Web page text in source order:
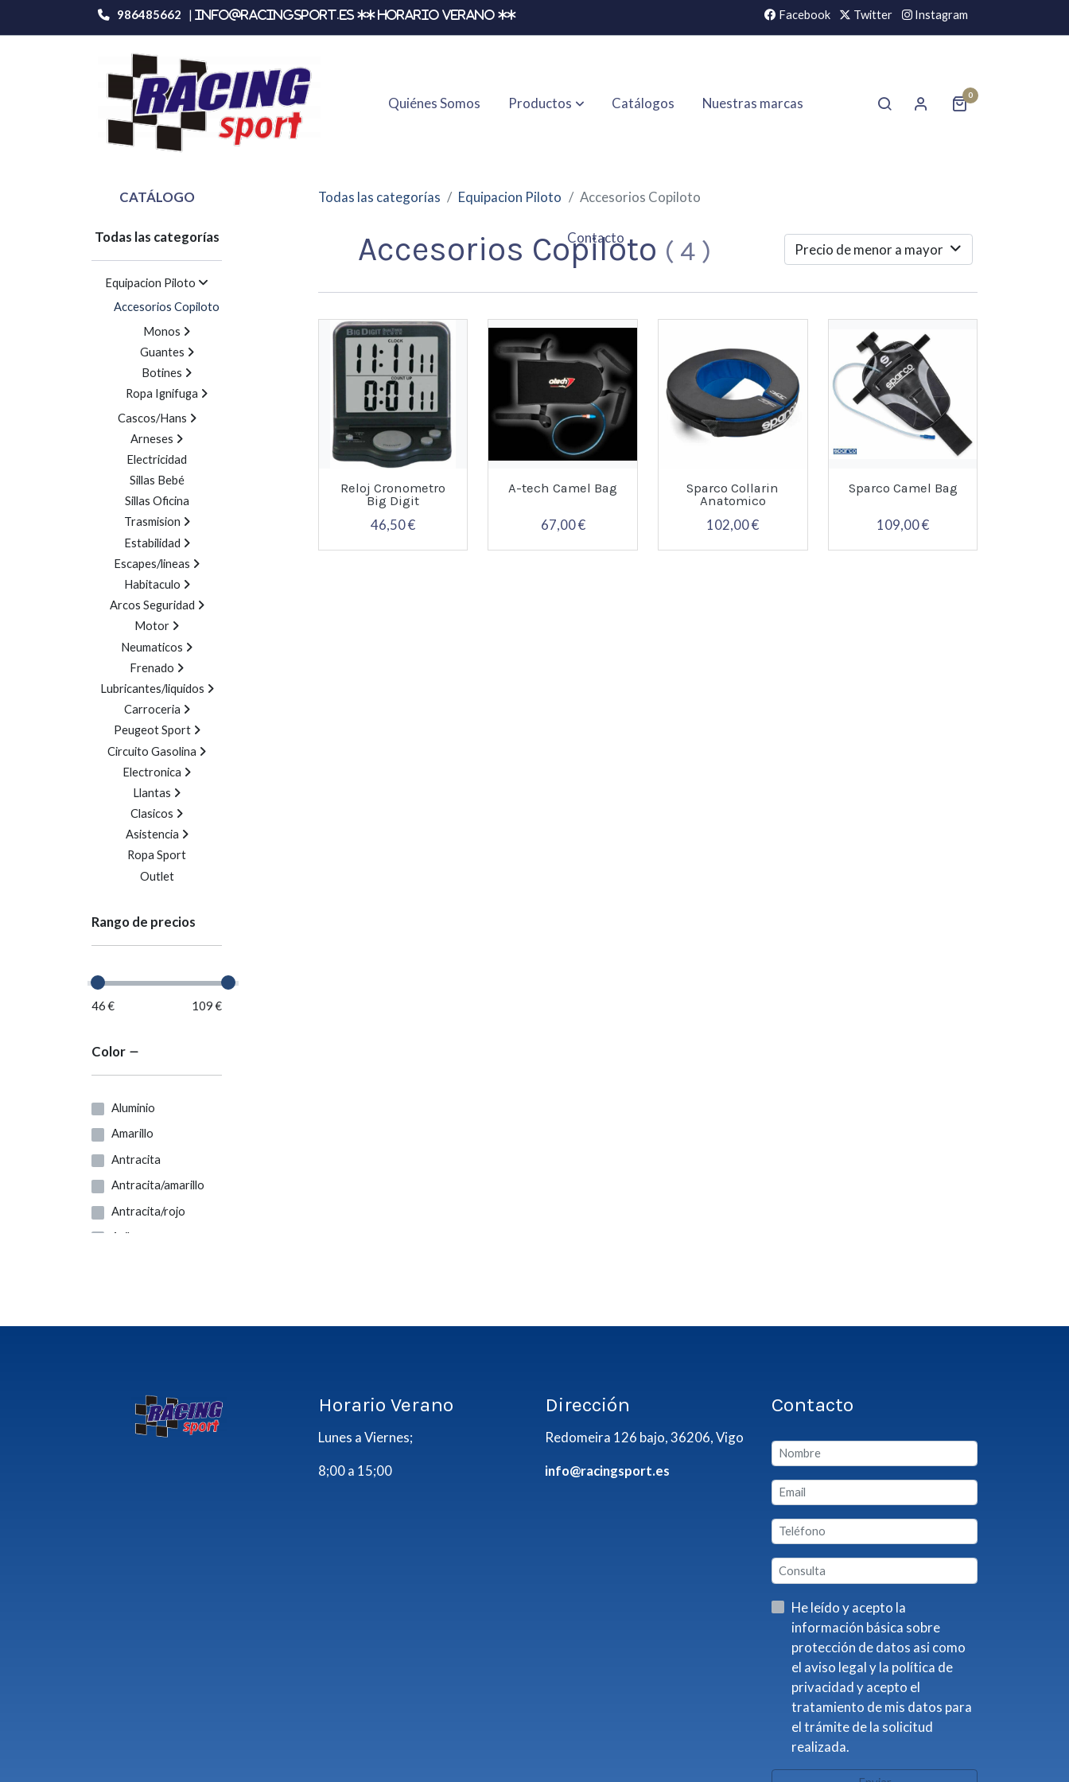
986485662 | info@racingsport.es ** HORARIO VERANO ** Facebook Twitter Instagram
Quiénes Somos Productos Catálogos Nuestras marcas
Contacto
0
CATÁLOGO
Todas las categorías
Equipacion Piloto
Accesorios Copiloto
Monos
Guantes
Botines
Ropa Ignifuga
Cascos/Hans
Arneses
Electricidad
Sillas Bebé
Sillas Oficina
Trasmision
Estabilidad
Escapes/lineas
Habitaculo
Arcos Seguridad
Motor
Neumaticos
Frenado
Lubricantes/liquidos
Carroceria
Peugeot Sport
Circuito Gasolina
Electronica
Llantas
Clasicos
Asistencia
Ropa Sport
Outlet
Rango de precios
46 € 109 €
Color
Aluminio
Amarillo
Antracita
Antracita/amarillo
Antracita/rojo
Azil
Blanco
Blanco-negro
Todas las categorías Equipacion Piloto Accesorios Copiloto
Accesorios Copiloto ( 4 ) Precio de menor a mayor
Reloj Cronometro
Big Digit
46,50 €
A-tech Camel Bag
67,00 €
Sparco Collarin
Anatomico
102,00 €
Sparco Camel Bag
109,00 €
Horario Verano
Lunes a Viernes;
8;00 a 15;00
Dirección
Redomeira 126 bajo, 36206, Vigo
info@racingsport.es
Contacto
He leído y acepto la
información básica sobre
protección de datos asi como
el aviso legal y la política de
privacidad y acepto el
tratamiento de mis datos para
el trámite de la solicitud
realizada.